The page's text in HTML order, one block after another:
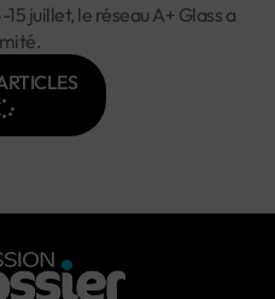
juillet, le réseau A+ Glass a